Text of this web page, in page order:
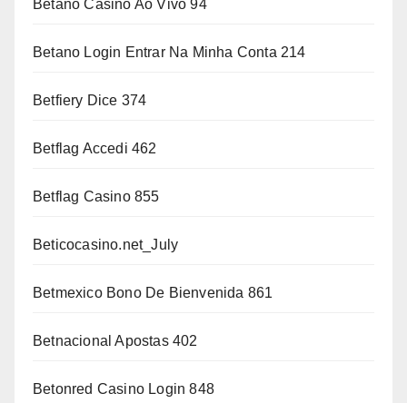
Betano Casino Ao Vivo 94
Betano Login Entrar Na Minha Conta 214
Betfiery Dice 374
Betflag Accedi 462
Betflag Casino 855
Beticocasino.net_July
Betmexico Bono De Bienvenida 861
Betnacional Apostas 402
Betonred Casino Login 848